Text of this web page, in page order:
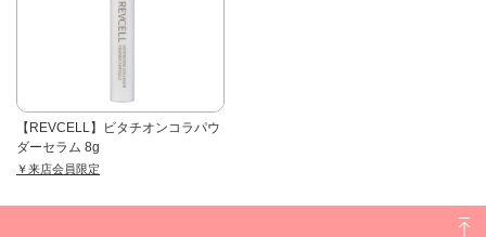
【REVCELL】ビタチオンコラパウ
ダーセラム 8g
￥来店会員限定